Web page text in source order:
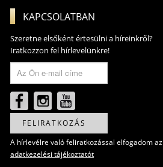
KAPCSOLATBAN
Szeretne elsőként értesülni a híreinkről?
Iratkozzon fel hírlevelünkre!
FELIRATKOZÁS
A hírlevélre való feliratkozással elfogadom az
adatkezelési tájékoztatót